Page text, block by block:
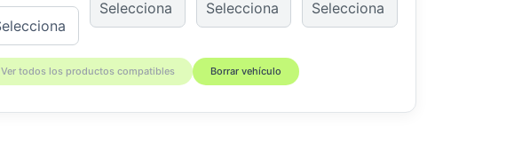
Ver todos los productos compatibles Borrar vehículo